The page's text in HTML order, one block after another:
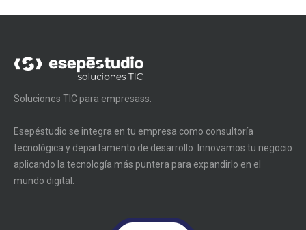
Soluciones TIC para empresass.
Esepéstudio se integra en tu empresa como consultoría
tecnológica y departamento de desarrollo. Innovamos tu negocio
aplicando la tecnología más puntera para expandirlo en el
mundo digital.